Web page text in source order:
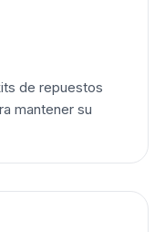
de repuestos
mantener su